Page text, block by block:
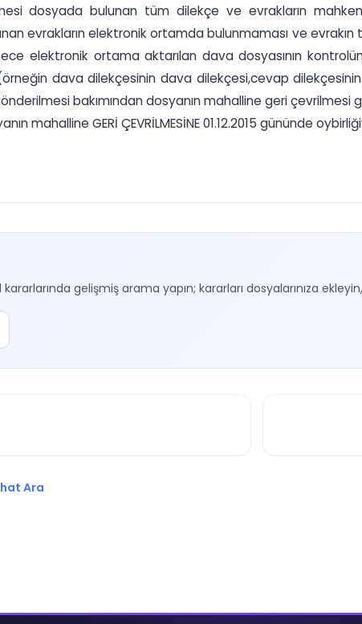
dosyada bulunan tüm dilekçe ve evrakların
evrakların elektronik ortamda bulunmaması ve
elektronik ortama aktarılan dava dosyasının
dava dilekçesinin dava dilekçesi,cevap
bakımından dosyanın mahalline geri çevrilmesi
mahalline GERİ ÇEVRİLMESİNE 01.12.2015 gününde
gelişmiş arama yapın; kararları dosyalarınıza
Ara